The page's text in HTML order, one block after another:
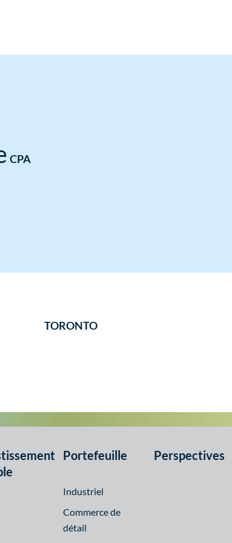
CPA
TORONTO
Portefeuille
Industriel
Commerce de
détail
Perspectives